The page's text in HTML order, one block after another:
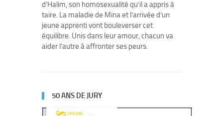
d’Halim, son homosexualité qu’il a appris à
taire. La maladie de Mina et l’arrivée d’un
jeune apprenti vont bouleverser cet
équilibre. Unis dans leur amour, chacun va
aider l’autre à affronter ses peurs.
50 ANS DE JURY